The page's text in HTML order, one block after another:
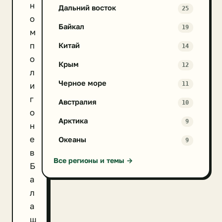
н
о
м
п
о
л
и
г
о
н
е
в
Б
а
л
а
ш
Дальний восток 25
Байкал 19
Китай 14
Крым 12
Черное море 11
Австралия 10
Арктика 9
Океаны 9
Все регионы и темы →